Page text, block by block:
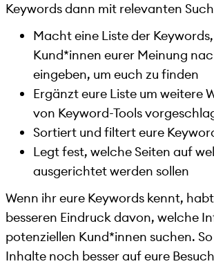
Keywords dann mit relevanten
Macht eine Liste der
Kund*innen eurer Meinung
eingeben, um euch zu finden
Ergänzt eure Liste um weitere
von Keyword-Tools
Sortiert und filtert eure
Legt fest, welche Seiten auf
ausgerichtet werden sollen
Wenn ihr eure Keywords kennt,
besseren Eindruck davon, welche
potenziellen Kund*innen suchen.
Inhalte noch besser auf eure